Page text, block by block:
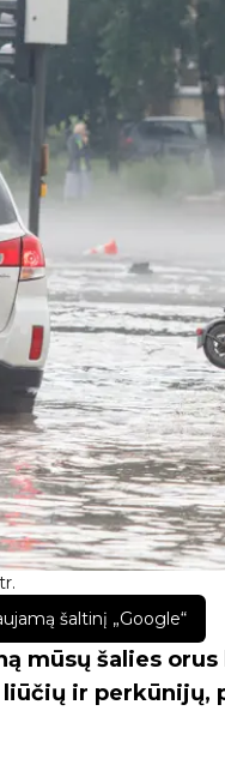
šaltinį „Google“
mūsų šalies
ir perkūnijų,